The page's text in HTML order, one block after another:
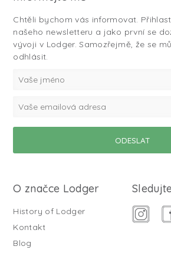
Chtěli bychom vás informovat.
našeho newsletteru a jako první se
vývoji v Lodger. Samozřejmě, že se
odhlásit.
O značce Lodger
History of Lodger
Kontakt
Blog